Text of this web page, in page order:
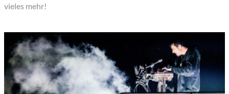
vieles mehr!